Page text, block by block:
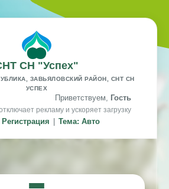
СН "Успех"
ЗАВЬЯЛОВСКИЙ РАЙОН, СНТ СН
УСПЕХ
Приветствуем, Гость
рекламу и ускоряет загрузку
Регистрация Тема: Авто